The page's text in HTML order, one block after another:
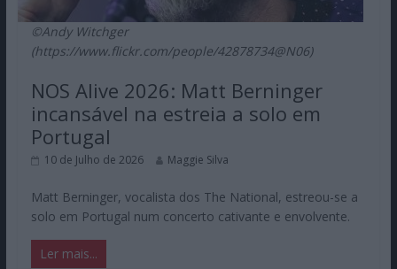
©Andy Witchger
(https://www.flickr.com/people/42878734@N06)
NOS Alive 2026: Matt Berninger
incansável na estreia a solo em
Portugal
10 de Julho de 2026 Maggie Silva
Matt Berninger, vocalista dos The National, estreou-se a
solo em Portugal num concerto cativante e envolvente.
Ler mais...